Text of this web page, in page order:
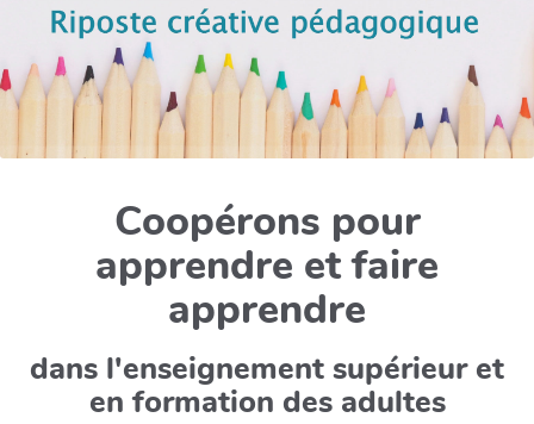
Coopérons pour
apprendre et faire
apprendre
dans l'enseignement supérieur et
en formation des adultes